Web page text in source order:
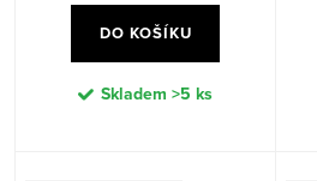
DO KOŠÍKU
Skladem >5 ks